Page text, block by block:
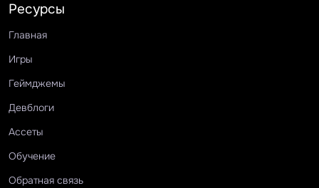
Ресурсы
Главная
Игры
Геймджемы
Девблоги
Ассеты
Обучение
Обратная связь